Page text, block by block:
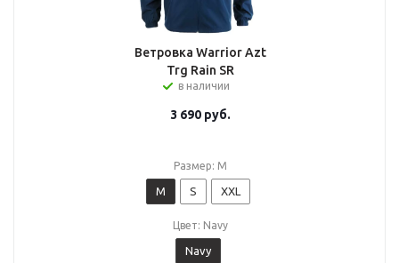
Ветровка Warrior Azt
Trg Rain SR
в наличии
3 690руб.
Размер: M
M S XXL
Цвет: Navy
Navy